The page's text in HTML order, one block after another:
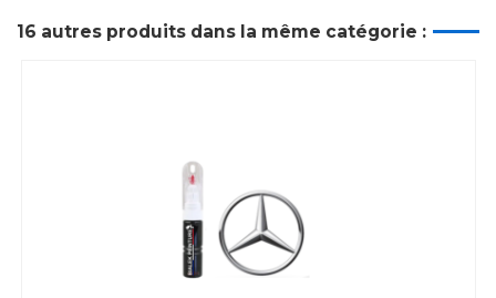
16 autres produits dans la même catégorie :